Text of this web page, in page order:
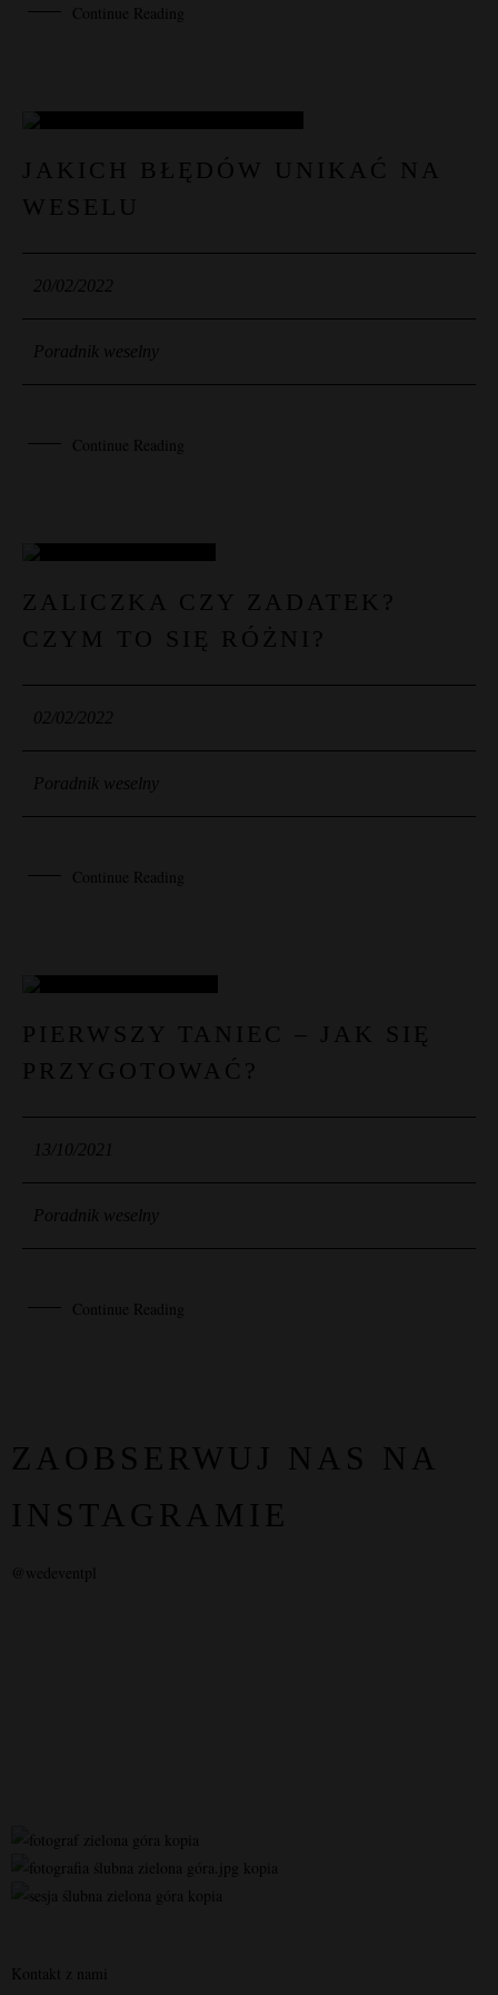
Continue Reading
20
LUT
JAKICH BŁĘDÓW UNIKAĆ NA
WESELU
20/02/2022
Poradnik weselny
Continue Reading
02
LUT
ZALICZKA CZY ZADATEK?
CZYM TO SIĘ RÓŻNI?
02/02/2022
Poradnik weselny
Continue Reading
13
PAŹ
PIERWSZY TANIEC – JAK SIĘ
PRZYGOTOWAĆ?
13/10/2021
Poradnik weselny
Continue Reading
ZAOBSERWUJ NAS NA
INSTAGRAMIE
@wedeventpl
Kontakt z nami